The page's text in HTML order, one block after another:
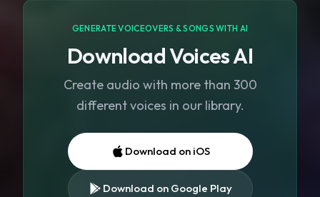
GENERATE VOICEOVERS & SONGS WITH AI
Download Voices AI
Create audio with more than 300
different voices in our library.
Download on iOS
Download on Google Play